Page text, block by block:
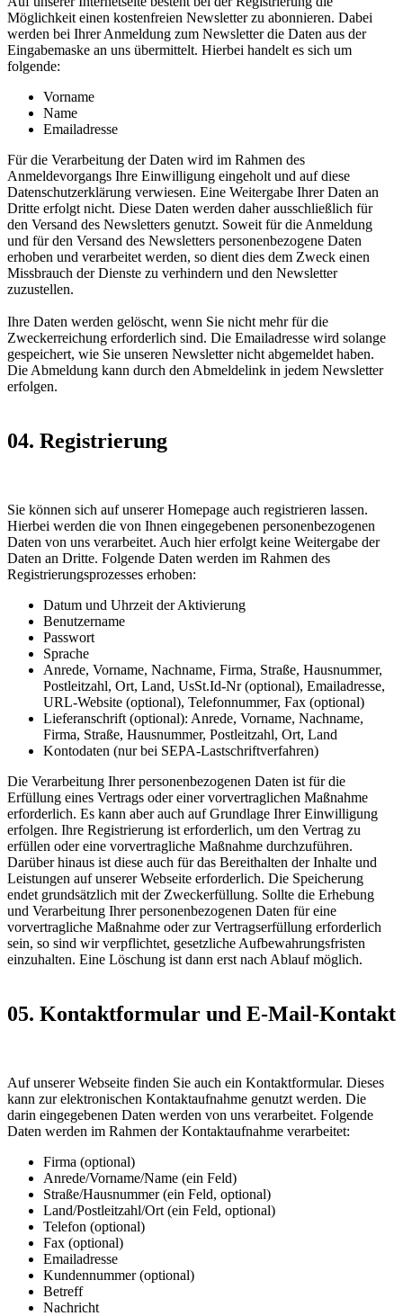
Möglichkeit einen kostenfreien Newsletter zu abonnieren. Dabei
werden bei Ihrer Anmeldung zum Newsletter die Daten aus der
Eingabemaske an uns übermittelt. Hierbei handelt es sich um
folgende:
Vorname
Name
Emailadresse
Für die Verarbeitung der Daten wird im Rahmen des
Anmeldevorgangs Ihre Einwilligung eingeholt und auf diese
Datenschutzerklärung verwiesen. Eine Weitergabe Ihrer Daten an
Dritte erfolgt nicht. Diese Daten werden daher ausschließlich für
den Versand des Newsletters genutzt. Soweit für die Anmeldung
und für den Versand des Newsletters personenbezogene Daten
erhoben und verarbeitet werden, so dient dies dem Zweck einen
Missbrauch der Dienste zu verhindern und den Newsletter
zuzustellen.
Ihre Daten werden gelöscht, wenn Sie nicht mehr für die
Zweckerreichung erforderlich sind. Die Emailadresse wird solange
gespeichert, wie Sie unseren Newsletter nicht abgemeldet haben.
Die Abmeldung kann durch den Abmeldelink in jedem Newsletter
erfolgen.
04. Registrierung
Sie können sich auf unserer Homepage auch registrieren lassen.
Hierbei werden die von Ihnen eingegebenen personenbezogenen
Daten von uns verarbeitet. Auch hier erfolgt keine Weitergabe der
Daten an Dritte. Folgende Daten werden im Rahmen des
Registrierungsprozesses erhoben:
Datum und Uhrzeit der Aktivierung
Benutzername
Passwort
Sprache
Anrede, Vorname, Nachname, Firma, Straße, Hausnummer,
Postleitzahl, Ort, Land, UsSt.Id-Nr (optional), Emailadresse,
URL-Website (optional), Telefonnummer, Fax (optional)
Lieferanschrift (optional): Anrede, Vorname, Nachname,
Firma, Straße, Hausnummer, Postleitzahl, Ort, Land
Kontodaten (nur bei SEPA-Lastschriftverfahren)
Die Verarbeitung Ihrer personenbezogenen Daten ist für die
Erfüllung eines Vertrags oder einer vorvertraglichen Maßnahme
erforderlich. Es kann aber auch auf Grundlage Ihrer Einwilligung
erfolgen. Ihre Registrierung ist erforderlich, um den Vertrag zu
erfüllen oder eine vorvertragliche Maßnahme durchzuführen.
Darüber hinaus ist diese auch für das Bereithalten der Inhalte und
Leistungen auf unserer Webseite erforderlich. Die Speicherung
endet grundsätzlich mit der Zweckerfüllung. Sollte die Erhebung
und Verarbeitung Ihrer personenbezogenen Daten für eine
vorvertragliche Maßnahme oder zur Vertragserfüllung erforderlich
sein, so sind wir verpflichtet, gesetzliche Aufbewahrungsfristen
einzuhalten. Eine Löschung ist dann erst nach Ablauf möglich.
05. Kontaktformular und E-Mail-Kontakt
Auf unserer Webseite finden Sie auch ein Kontaktformular. Dieses
kann zur elektronischen Kontaktaufnahme genutzt werden. Die
darin eingegebenen Daten werden von uns verarbeitet. Folgende
Daten werden im Rahmen der Kontaktaufnahme verarbeitet:
Firma (optional)
Anrede/Vorname/Name (ein Feld)
Straße/Hausnummer (ein Feld, optional)
Land/Postleitzahl/Ort (ein Feld, optional)
Telefon (optional)
Fax (optional)
Emailadresse
Kundennummer (optional)
Betreff
Nachricht